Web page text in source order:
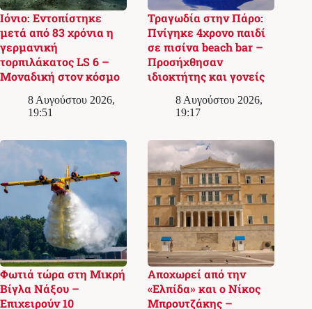
Ιόνιο: Εντοπίστηκε
μετά από 83 χρόνια η
γερμανική
τορπιλάκατος LS 6 –
Μοναδική στον κόσμο
8 Αυγούστου 2026,
19:51
Τραγωδία στην Πάρο:
Πνίγηκε 4χρονο παιδί
σε πισίνα beach bar –
Προσήχθησαν
ιδιοκτήτης και γονείς
8 Αυγούστου 2026,
19:17
Φωτιά τώρα στη Μικρή
Βίγλα Νάξου –
Επιχειρούν 10
Αποχωρεί από την
«Ελπίδα» και ο Νίκος
Μπρουτζάκης –